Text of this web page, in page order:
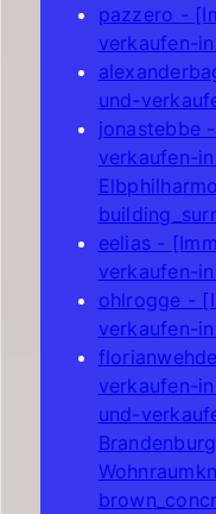
pazzero -
verkaufen-
und-
jonastebbe
verkaufen-
eelias -
verkaufen-
ohlrogge -
verkaufen-
verkaufen-
und-